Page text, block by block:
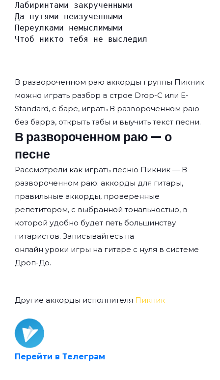
Лабиринтами закрученными
Да путями неизученными
Переулками немыслимыми
Чтоб никто тебя не выследил
В развороченном раю аккорды группы Пикник
можно играть разбор в строе Drop-C или E-
Standard, с баре, играть В развороченном раю
без баррэ, открыть табы и выучить текст песни.
В развороченном раю — о
песне
Рассмотрели как играть песню Пикник — В
развороченном раю: аккорды для гитары,
правильные аккорды, проверенные
репетитором, с выбранной тональностью, в
которой удобно будет петь большинству
гитаристов. Записывайтесь на
онлайн уроки игры на гитаре с нуля в системе
Дроп-До.
Другие аккорды исполнителя Пикник
Перейти в Телеграм